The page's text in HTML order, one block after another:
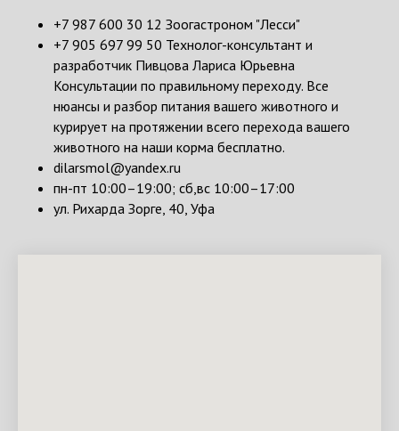
+7 987 600 30 12 Зоогастроном "Лесси"
+7 905 697 99 50 Технолог-консультант и
разработчик Пивцова Лариса Юрьевна
Консультации по правильному переходу. Все
нюансы и разбор питания вашего животного и
курирует на протяжении всего перехода вашего
животного на наши корма бесплатно.
dilarsmol@yandex.ru
пн-пт 10:00–19:00; сб,вс 10:00–17:00
ул. Рихарда Зорге, 40, Уфа